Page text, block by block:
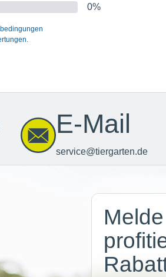
E-Mail
service@tiergarten.de